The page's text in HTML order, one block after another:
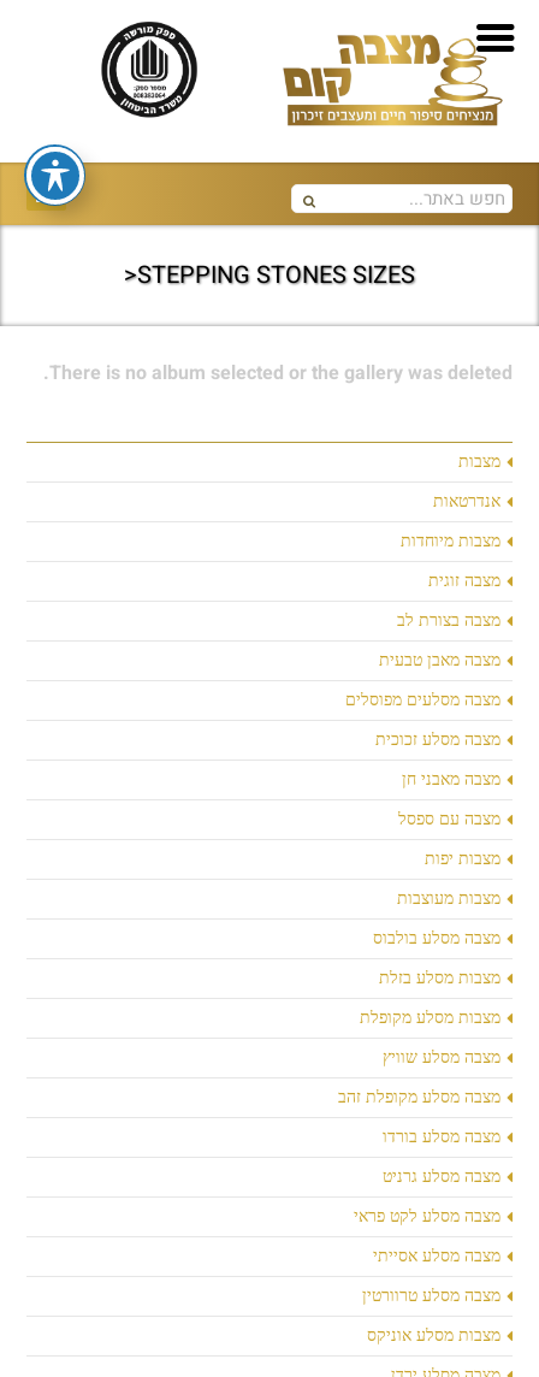
STEPPING STONES SIZES<
מצבות
אנדרטאות
מצבות מיוחדות
מצבה זוגית
מצבה בצורת לב
מצבה מאבן טבעית
מצבה מסלעים מפוסלים
מצבה מסלע זכוכית
מצבה מאבני חן
מצבה עם ספסל
מצבות יפות
מצבות מעוצבות
מצבה מסלע בולבוס
מצבות מסלע בזלת
מצבות מסלע מקופלת
מצבה מסלע שוויץ
מצבה מסלע מקופלת זהב
מצבה מסלע בורדו
מצבה מסלע גרניט
מצבה מסלע לקט פראי
מצבה מסלע אסייתי
מצבה מסלע טרוורטין
מצבות מסלע אוניקס
There is no album selected or the gallery was deleted.